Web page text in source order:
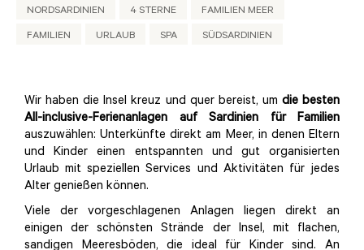
NORDSARDINIEN 4 STERNE FAMILIEN MEER
FAMILIEN URLAUB SPA SÜDSARDINIEN
Wir haben die Insel kreuz und quer bereist, um die besten
All-inclusive-Ferienanlagen auf Sardinien für Familien
auszuwählen: Unterkünfte direkt am Meer, in denen Eltern
und Kinder einen entspannten und gut organisierten
Urlaub mit speziellen Services und Aktivitäten für jedes
Alter genießen können.
Viele der vorgeschlagenen Anlagen liegen direkt an
einigen der schönsten Strände der Insel, mit flachen,
sandigen Meeresböden, die ideal für Kinder sind. An